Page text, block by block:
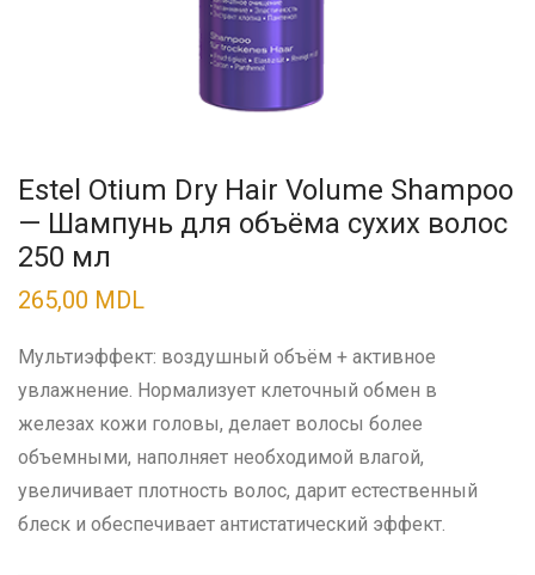
Estel Otium Dry Hair Volume Shampoo
— Шампунь для объёма сухих волос
250 мл
265,00 MDL
Мультиэффект: воздушный объём + активное
увлажнение. Нормализует клеточный обмен в
железах кожи головы, делает волосы более
объемными, наполняет необходимой влагой,
увеличивает плотность волос, дарит естественный
блеск и обеспечивает антистатический эффект.